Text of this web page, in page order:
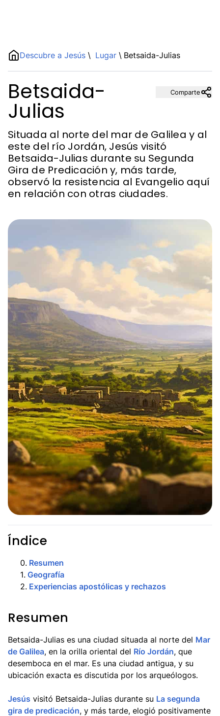
Descubre a Jesús \ Lugar \ Betsaida-Julias
Betsaida-
Julias
Situada al norte del mar de Galilea y al
este del río Jordán, Jesús visitó
Betsaida-Julias durante su Segunda
Gira de Predicación y, más tarde,
observó la resistencia al Evangelio aquí
en relación con otras ciudades.
Comparte
Índice
0. Resumen
1. Geografía
2. Experiencias apostólicas y rechazos
Resumen
Betsaida-Julias es una ciudad situada al norte del Mar
de Galilea, en la orilla oriental del Río Jordán, que
desemboca en el mar. Es una ciudad antigua, y su
ubicación exacta es discutida por los arqueólogos.
Jesús visitó Betsaida-Julias durante su La segunda
gira de predicación, y más tarde, elogió positivamente
Name
Description